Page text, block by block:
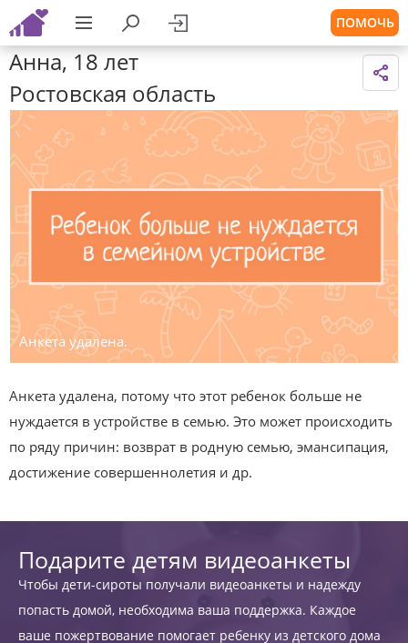
ПОМОЧЬ
Анна, 18 лет
Ростовская область
Анкета удалена.
Анкета удалена, потому что этот ребенок больше не
нуждается в устройстве в семью. Это может происходить
по ряду причин: возврат в родную семью, эмансипация,
достижение совершеннолетия и др.
Подарите детям видеоанкеты
Чтобы дети-сироты получали видеоанкеты и надежду
попасть домой, необходима ваша поддержка. Каждое
ваше пожертвование помогает ребенку из детского дома